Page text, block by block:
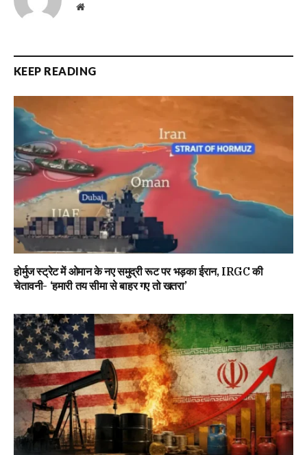
Website
KEEP READING
होर्मुज स्ट्रेट में ओमान के नए समुद्री रूट पर भड़का ईरान, IRGC की
चेतावनी- ‘हमारी तय सीमा से बाहर गए तो खतरा’